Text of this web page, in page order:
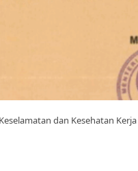
dan Kesehatan